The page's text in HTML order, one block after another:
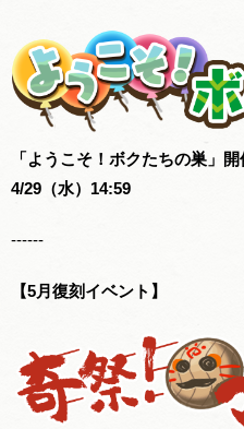
「ようこそ！ボクたちの巣」
4/29（水）14:59
------
【5月復刻イベント】